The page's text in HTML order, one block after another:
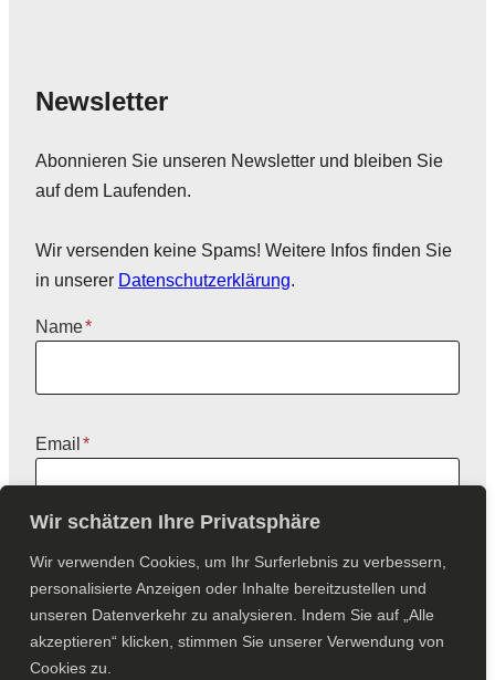
Wir schätzen Ihre Privatsphäre
Wir verwenden Cookies, um Ihr Surferlebnis zu verbessern,
personalisierte Anzeigen oder Inhalte bereitzustellen und
unseren Datenverkehr zu analysieren.
Indem Sie auf „Alle
akzeptieren“ klicken, stimmen Sie unserer Verwendung von
Cookies zu.
Newsletter
Abonnieren Sie unseren Newsletter und bleiben Sie
auf dem Laufenden.
Wir versenden keine Spams! Weitere Infos finden Sie
in unserer Datenschutzerklärung.
Name*
Email *
Abonnieren